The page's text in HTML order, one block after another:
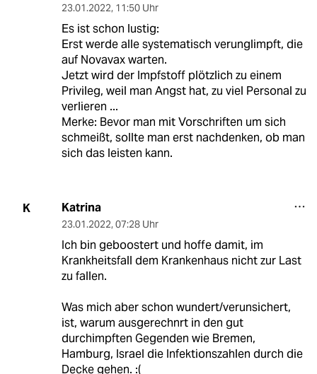
23.01.2022, 11:50 Uhr
Es ist schon lustig:
Erst werde alle systematisch verunglimpft, die
auf Novavax warten.
Jetzt wird der Impfstoff plötzlich zu einem
Privileg, weil man Angst hat, zu viel Personal zu
verlieren ...
Merke: Bevor man mit Vorschriften um sich
schmeißt, sollte man erst nachdenken, ob man
sich das leisten kann.
K Katrina
23.01.2022, 07:28 Uhr
Ich bin geboostert und hoffe damit, im
Krankheitsfall dem Krankenhaus nicht zur Last
zu fallen.
Was mich aber schon wundert/verunsichert,
ist, warum ausgerechnrt in den gut
durchimpften Gegenden wie Bremen,
Hamburg, Israel die Infektionszahlen durch die
Decke gehen. :(